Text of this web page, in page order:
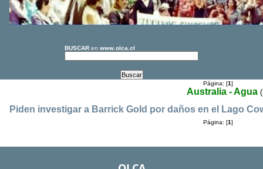
BUSCAR en www.olca.cl
Página: [1]
Australia - Agua
Piden investigar a Barrick Gold por daños en el Lago
Página: [1]